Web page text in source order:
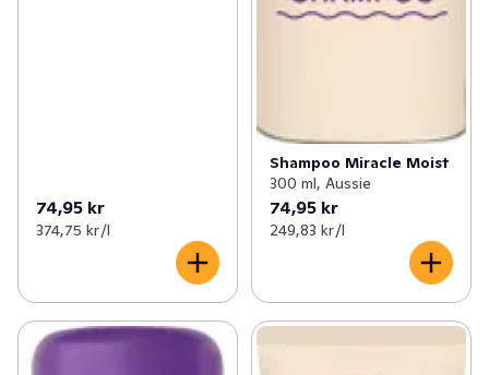
74,95 kr
374,75 kr /l
Shampoo Miracle Moist
300 ml, Aussie
74,95 kr
249,83 kr /l